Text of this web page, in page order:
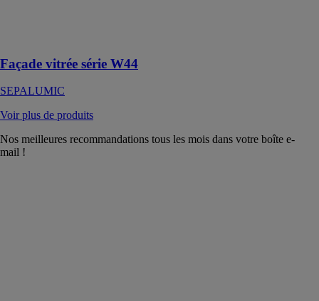
Façade vitrée série W44
SEPALUMIC
Voir plus de produits
Nos meilleures recommandations tous les mois dans votre boîte e-
mail !